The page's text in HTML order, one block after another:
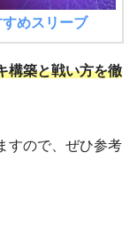
すめスリーブ
構築と戦い方を徹
すので、ぜひ参考